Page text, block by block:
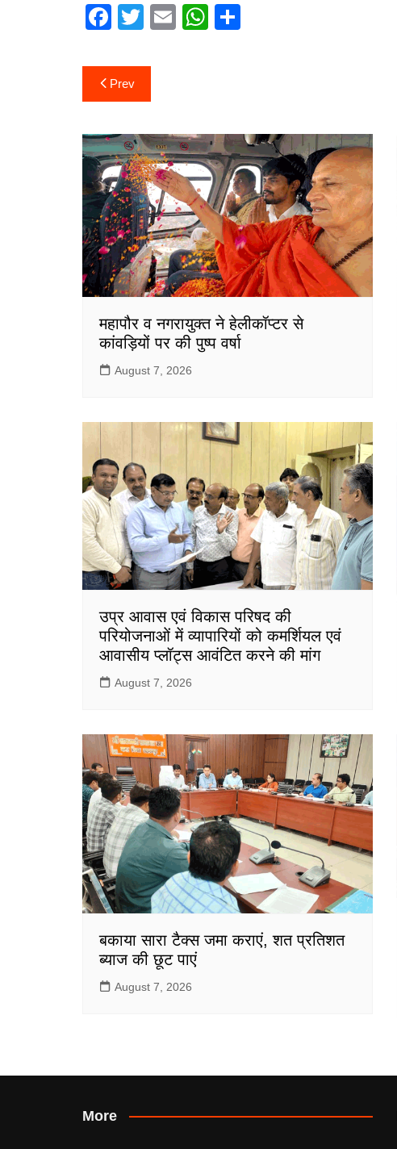
F
c
e
o
o
k
T
itt
er
E
W
p
p
Post
navigation
Prev
महापौर व नगरायुक्त ने हेलीकॉप्टर से
कांवड़ियों पर की पुष्प वर्षा
August 7, 2026
उप्र आवास एवं विकास परिषद की
परियोजनाओं में व्यापारियों को कमर्शियल एवं
आवासीय प्लॉट्स आवंटित करने की मांग
August 7, 2026
बकाया सारा टैक्स जमा कराएं, शत प्रतिशत
ब्याज की छूट पाएं
August 7, 2026
More